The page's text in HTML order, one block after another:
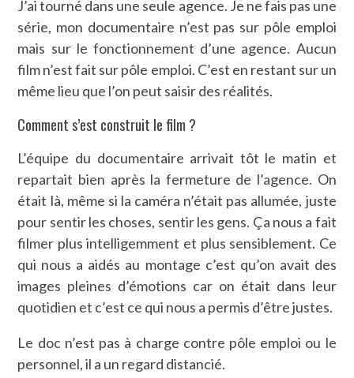
J’ai tourné dans une seule agence. Je ne fais pas une
série, mon documentaire n’est pas sur pôle emploi
mais sur le fonctionnement d’une agence. Aucun
film n’est fait sur pôle emploi. C’est en restant sur un
même lieu que l’on peut saisir des réalités.
Comment s’est construit le film ?
L’équipe du documentaire arrivait tôt le matin et
repartait bien après la fermeture de l’agence. On
était là, même si la caméra n’était pas allumée, juste
pour sentir les choses, sentir les gens. Ça nous a fait
filmer plus intelligemment et plus sensiblement. Ce
qui nous a aidés au montage c’est qu’on avait des
images pleines d’émotions car on était dans leur
quotidien et c’est ce qui nous a permis d’être justes.
Le doc n’est pas à charge contre pôle emploi ou le
personnel, il a un regard distancié.